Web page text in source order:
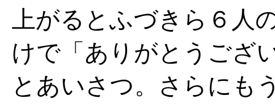
上がるとふづきら６人
けで「ありがとうござ
とあいさつ。さらにも